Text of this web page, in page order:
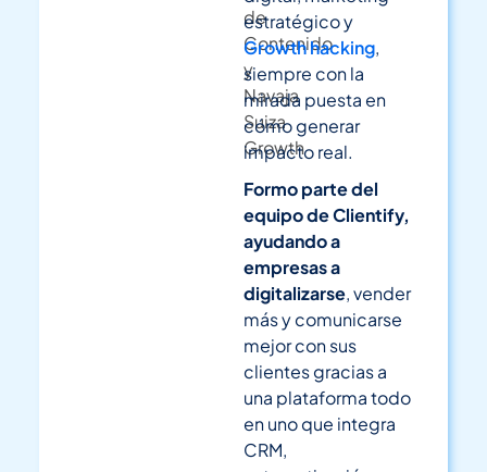
de
Contenido
y
Navaja
Suiza
Growth
estratégico y
Growth hacking,
siempre con la
mirada puesta en
cómo generar
impacto real.
Formo parte del
equipo de Clientify,
ayudando a
empresas a
digitalizarse, vender
más y comunicarse
mejor con sus
clientes gracias a
una plataforma todo
en uno que integra
CRM,